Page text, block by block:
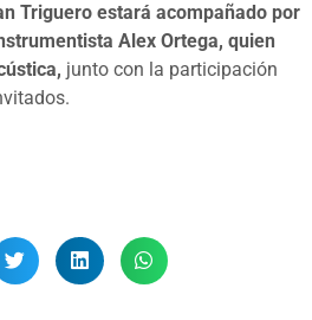
Triguero estará acompañado por
Alex Ortega, quien
junto con la participación